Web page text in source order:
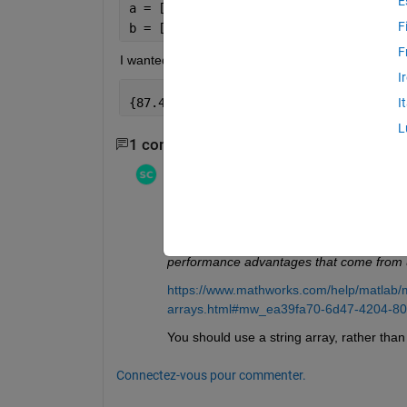
a = [87.46 85.38 85.99 85.49 88.56
b = [0.16 1.97 2.38 2.38 1.63 1.81]
I wanted to save the values of a and b in a string
{87.46
1 commentaire
performance advantages that come from
https://www.mathworks.com/help/
arrays.html#mw_ea39fa70-6d47-4204-
You should use a string array, rather
Connectez-vous pour commenter.